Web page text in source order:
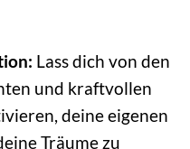
Lass dich von den
und kraftvollen
deine eigenen
Träume zu